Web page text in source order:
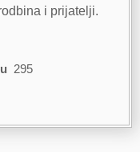
i prijatelji.
295